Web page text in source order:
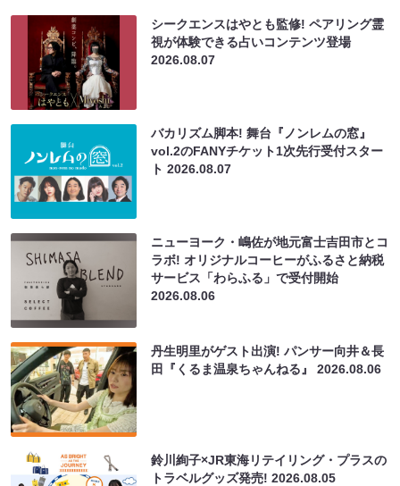
シークエンスはやとも監修! ペアリング霊
視が体験できる占いコンテンツ登場
2026.08.07
バカリズム脚本! 舞台『ノンレムの窓』
vol.2のFANYチケット1次先行受付スター
ト2026.08.07
ニューヨーク・嶋佐が地元富士吉田市とコ
ラボ! オリジナルコーヒーがふるさと納税
サービス「わらふる」で受付開始
2026.08.06
丹生明里がゲスト出演! パンサー向井＆長
田『くるま温泉ちゃんねる』2026.08.06
鈴川絢子×JR東海リテイリング・プラスの
トラベルグッズ発売!2026.08.05